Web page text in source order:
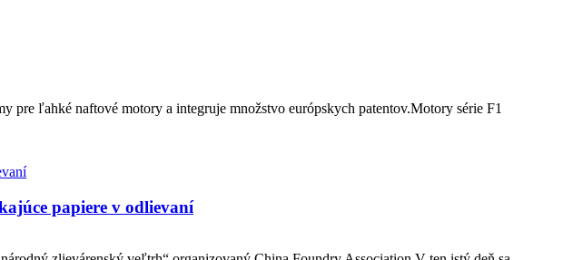
ľahké naftové motory a integruje množstvo európskych patentov.Motory série F1
papiere v odlievaní